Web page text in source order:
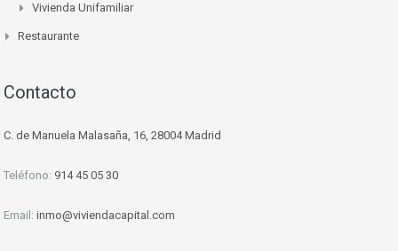
Vivienda Unifamiliar
Restaurante
Contacto
C. de Manuela Malasaña, 16, 28004 Madrid
Teléfono: 914 45 05 30
Email: inmo@viviendacapital.com